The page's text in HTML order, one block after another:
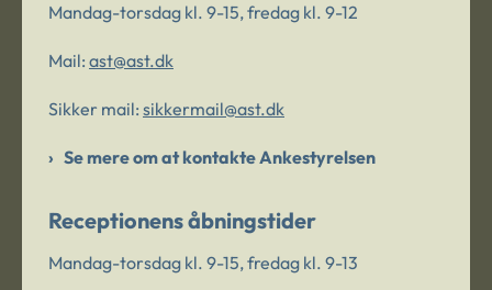
Mandag-torsdag kl. 9-15, fredag kl. 9-12
Mail: ast@ast.dk
Sikker mail: sikkermail@ast.dk
Se mere om at kontakte Ankestyrelsen
Receptionens åbningstider
Mandag-torsdag kl. 9-15, fredag kl. 9-13